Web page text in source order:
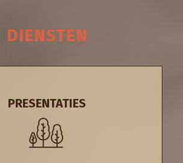
DIENSTEN
PRESENTATIES